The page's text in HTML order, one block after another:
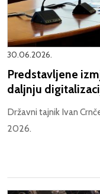
30.06.2026.
Predstavljene
daljnju
Državni tajnik Ivan
2026.